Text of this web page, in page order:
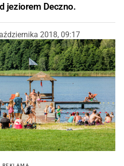
jeziorem Deczno.
2018, 09:17